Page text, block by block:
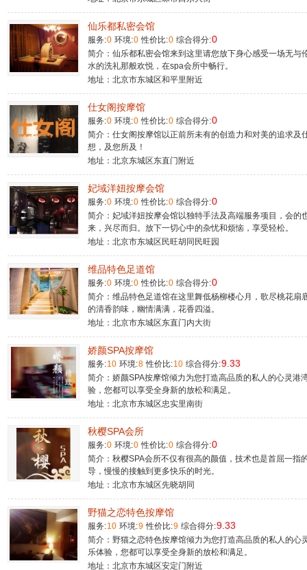
仙乐都私密会馆
服务:0 环境:0 性价比:0 综合得分:0
简介：仙乐都私密会馆来到这里请您放下身心感受一场无与
水的洗礼那般欢悦，在spa会所中畅行。
地址：北京市东城区和平里附近
仕女阁按摩馆
服务:0 环境:0 性价比:0 综合得分:0
简介：仕女阁按摩馆以正前所未有的创造力和对美的追求及
想，及您所及！
地址：北京东城区东直门附近
妃域洋妞按摩会馆
服务:0 环境:0 性价比:0 综合得分:0
简介：妃域洋妞按摩会馆以独特手法及高端服务项目，会的
来，兴尽而归。放下一切心中的杂忧和烦恼，享受轻松。
地址：北京市东城区民旺胡同民旺园
维品特色足道馆
服务:0 环境:0 性价比:0 综合得分:0
简介：维品特色足道馆在这里舞低杨柳楼心月，歌尽桃花扇
的清香韵味，幽情满满，花香四溢。
地址：北京市东城区东直门内大街
娇颜SPA按摩馆
服务:10 环境:8 性价比:10 综合得分:9.33
简介：娇颜SPA按摩馆倾力为您打造高品质的私人的心灵港
验，您都可以享受全身新的放松和满足。
地址：北京市东城区忠实里南街
秋樱SPA会所
服务:0 环境:0 性价比:0 综合得分:0
简介：秋樱SPA会所不仅有很高的颜值，技术也是首屈一指
导，慢慢的接触到更多快乐的时光。
地址：北京市东城区先晓胡同
野猫之恋特色按摩馆
服务:10 环境:9 性价比:9 综合得分:9.33
简介：野猫之恋特色按摩馆倾力为您打造高品质的私人的心
乐体验，您都可以享受全身新的放松和满足。
地址：北京市东城区安定门附近